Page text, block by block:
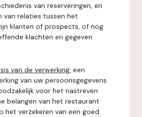
van reserveringen, en
van relaties tussen het
klanten of prospects, of nog
klachten en gegeven
van de verwerking: een
van uw persoonsgegevens
voor het nastreven
belangen van het restaurant
het verzekeren van een goed